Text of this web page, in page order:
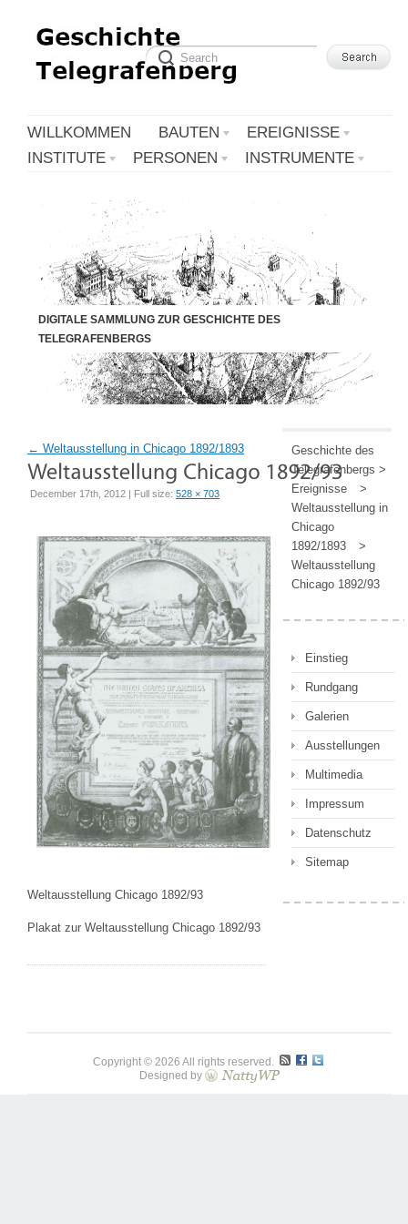
WILLKOMMEN BAUTEN
EREIGNISSE
INSTITUTE
PERSONEN INSTRUMENTE
DIGITALE SAMMLUNG ZUR GESCHICHTE DES
TELEGRAFENBERGS
← Weltausstellung in Chicago 1892/1893
December 17th, 2012 | Full size: 528 × 703
Weltausstellung Chicago 1892/93
Plakat zur Weltausstellung Chicago 1892/93
Geschichte des
Telegrafenbergs >
Ereignisse
>
Weltausstellung in
Chicago
1892/1893
>
Weltausstellung
Chicago 1892/93
Einstieg
Rundgang
Galerien
Ausstellungen
Multimedia
Impressum
Datenschutz
Sitemap
Copyright © 2026 All rights reserved.
Designed by